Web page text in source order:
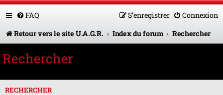
FAQ Connexion
S’enregistrer
Retour vers le site U.A.G.R.
Index du forum Rechercher
Rechercher
RECHERCHER